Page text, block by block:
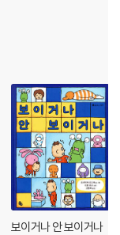
보이거나 안 보이거나